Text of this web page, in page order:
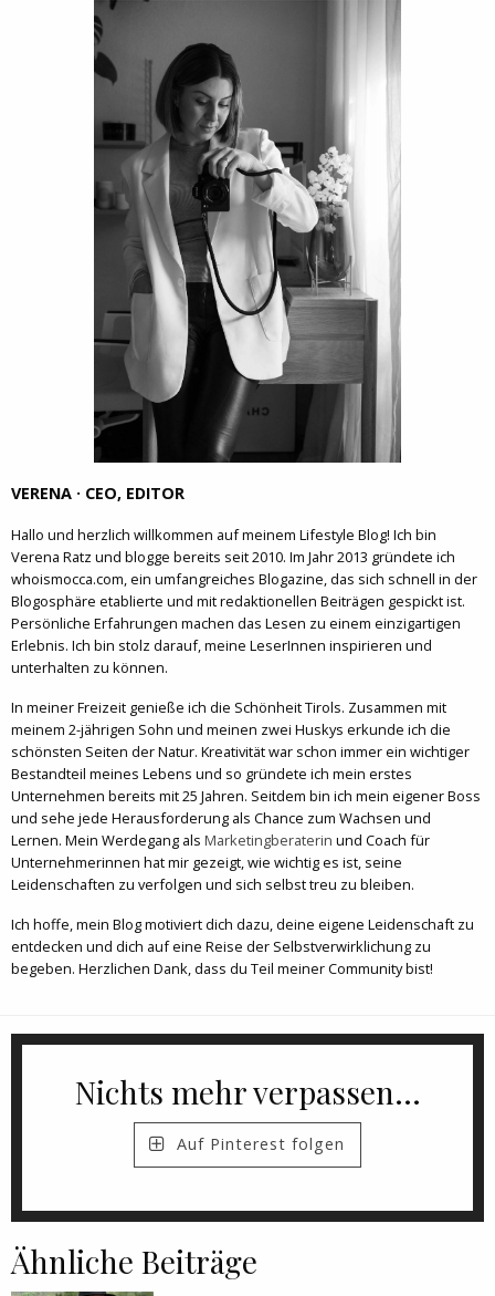
VERENA · CEO, EDITOR
Hallo und herzlich willkommen auf meinem Lifestyle Blog! Ich bin
Verena Ratz und blogge bereits seit 2010. Im Jahr 2013 gründete ich
whoismocca.com, ein umfangreiches Blogazine, das sich schnell in der
Blogosphäre etablierte und mit redaktionellen Beiträgen gespickt ist.
Persönliche Erfahrungen machen das Lesen zu einem einzigartigen
Erlebnis. Ich bin stolz darauf, meine LeserInnen inspirieren und
unterhalten zu können.
In meiner Freizeit genieße ich die Schönheit Tirols. Zusammen mit
meinem 2-jährigen Sohn und meinen zwei Huskys erkunde ich die
schönsten Seiten der Natur. Kreativität war schon immer ein wichtiger
Bestandteil meines Lebens und so gründete ich mein erstes
Unternehmen bereits mit 25 Jahren. Seitdem bin ich mein eigener Boss
und sehe jede Herausforderung als Chance zum Wachsen und
Lernen. Mein Werdegang als Marketingberaterin und Coach für
Unternehmerinnen hat mir gezeigt, wie wichtig es ist, seine
Leidenschaften zu verfolgen und sich selbst treu zu bleiben.
Ich hoffe, mein Blog motiviert dich dazu, deine eigene Leidenschaft zu
entdecken und dich auf eine Reise der Selbstverwirklichung zu
begeben. Herzlichen Dank, dass du Teil meiner Community bist!
Nichts mehr verpassen...
Auf Pinterest folgen
Ähnliche Beiträge